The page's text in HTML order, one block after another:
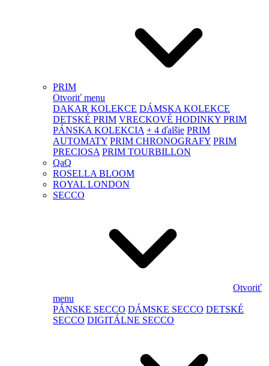
PRIM
Otvoriť menu
DAKAR KOLEKCE DÁMSKA KOLEKCE
DETSKÉ PRIM VRECKOVÉ HODINKY PRIM
PÁNSKA KOLEKCIA + 4 ďalšie PRIM
AUTOMATY PRIM CHRONOGRAFY PRIM
PRECIOSA PRIM TOURBILLON
QaQ
ROSELLA BLOOM
ROYAL LONDON
SECCO
Otvoriť
menu
PÁNSKE SECCO DÁMSKE SECCO DETSKÉ
SECCO DIGITÁLNE SECCO